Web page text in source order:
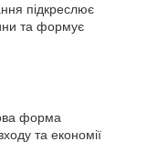
підкреслює
та формує
форма
та економії